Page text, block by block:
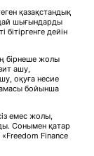
қазақстандық
шығындарды
дейін
бірнеше жолы
ашу,
оқуға несие
бойынша
емес жолы,
Сонымен қатар
Finance